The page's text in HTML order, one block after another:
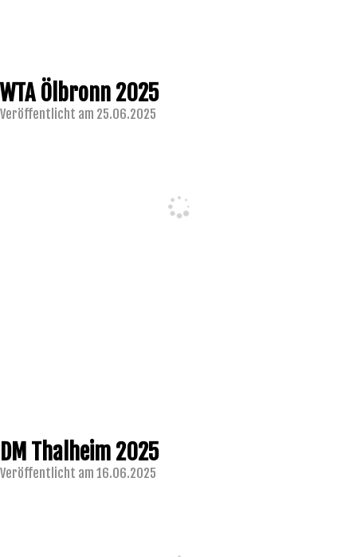
WTA Ölbronn 2025
Veröffentlicht am 25.06.2025
DM Thalheim 2025
Veröffentlicht am 16.06.2025